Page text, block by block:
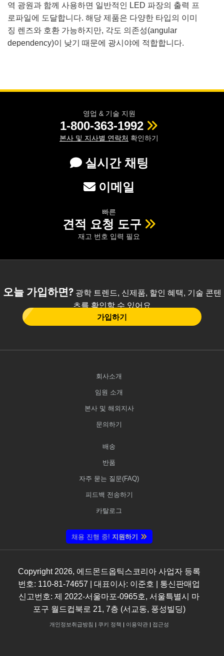
역 광원과 함께 사용하면 일반적인 LED 파장의 출력 프
로파일에 도달합니다. 해당 제품은 다양한 타입의 이미
징 렌즈와 호환 가능하지만, 각도 의존성(angular
dependency)이 낮기 때문에 광시야에 적합합니다.
영업 & 기술 지원
1-800-363-1992
본사 및 지사별 연락처 확인하기
실시간 채팅
이메일
빠른
견적 요청 도구
재고 번호 입력 필요
오늘 가입하면?광학 트렌드, 신제품, 할인 혜택, 기술 콘텐
츠를 확인할 수 있어요
가입하기
회사소개
임원 소개
본사 및 해외지사
문의하기
배송
반품
자주 묻는 질문(FAQ)
피드백 전송하기
카탈로그
채용 진행 중! 지원하기
Copyright 2026, 에드몬드옵틱스코리아 사업자 등록
번호: 110-81-74657 | 대표이사: 이준호 | 통신판매업
신고번호: 제 2022-서울마포-0965호, 서울특별시 마
포구 월드컵북로 21, 7층 (서교동, 풍성빌딩)
개인정보취급방침 | 쿠키 정책 | 이용약관| 접근성